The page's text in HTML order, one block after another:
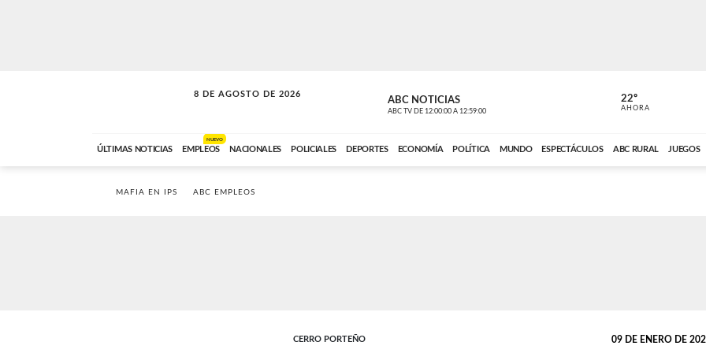
8 DE AGOSTO DE 2026
SOLO MÚSICA ABC NOTICIAS
ABC TV DE 12:00:00 A 12:59:00 ABC CARDINAL
22º
AHORA
ÚLTIMAS NOTICIAS EMPLEOS
NUEVO
NACIONALES POLICIALES DEPORTES ECONOMÍA POLÍTICA MUNDO ESPECTÁCULOS ABC RURAL JUEGOS
MAFIA EN IPS ABC EMPLEOS
CERRO PORTEÑO 09 DE ENERO DE